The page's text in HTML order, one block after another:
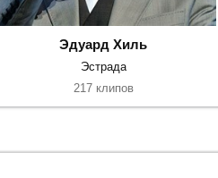
Эдуард Хиль
Эстрада
217 клипов